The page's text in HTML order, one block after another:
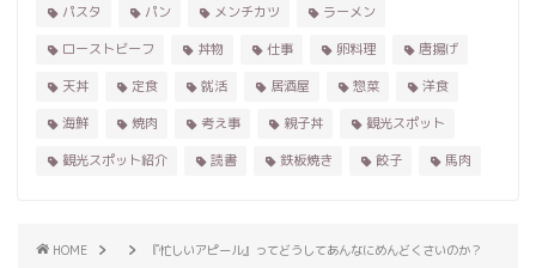
パスタ
パン メンチカツ
ラーメン
ローストビーフ
丼物 仕事 卵料理
唐揚げ
天丼
定食 就活 居酒屋 惣菜
洋食
海鮮
焼肉 考え事 親子丼
観光スポット
観光スポット紹介
読書 鉄板焼き 餃子 馬肉
HOME 『忙しいアピール』ってどうしてあんなにめんどくさいのか？